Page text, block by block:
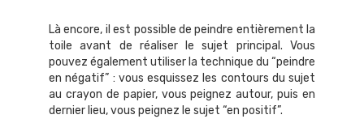
Là encore, il est possible de peindre entièrement la
toile avant de réaliser le sujet principal. Vous
pouvez également utiliser la technique du “peindre
en négatif” : vous esquissez les contours du sujet
au crayon de papier, vous peignez autour, puis en
dernier lieu, vous peignez le sujet “en positif”.